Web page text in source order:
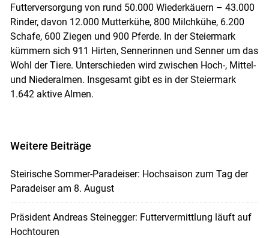
Futterversorgung von rund 50.000 Wiederkäuern – 43.000
Rinder, davon 12.000 Mutterkühe, 800 Milchkühe, 6.200
Schafe, 600 Ziegen und 900 Pferde. In der Steiermark
kümmern sich 911 Hirten, Sennerinnen und Senner um das
Wohl der Tiere. Unterschieden wird zwischen Hoch-, Mittel-
und Niederalmen. Insgesamt gibt es in der Steiermark
1.642 aktive Almen.
Weitere Beiträge
Steirische Sommer-Paradeiser: Hochsaison zum Tag der
Paradeiser am 8. August
Präsident Andreas Steinegger: Futtervermittlung läuft auf
Hochtouren